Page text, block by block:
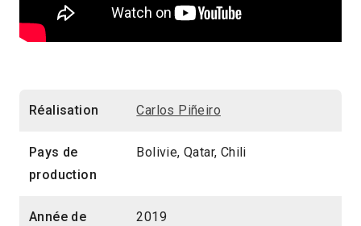
Réalisation Carlos Piñeiro
Pays de
production
Bolivie, Qatar, Chili
Année de
2019